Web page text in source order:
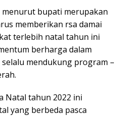
bupati merupakan
memberikan rsa damai
terlebih natal tahun ini
berharga dalam
mendukung program –
Natal tahun 2022 ini
yang berbeda pasca